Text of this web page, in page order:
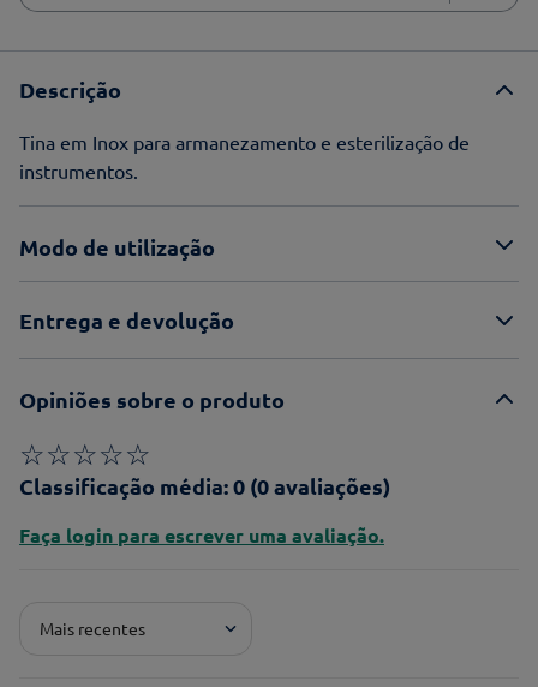
Descrição
Tina em Inox para armanezamento e esterilização de
instrumentos.
Modo de utilização
Entrega e devolução
Opiniões sobre o produto
☆☆☆☆☆
Classificação média: 0 (0 avaliações)
Faça login para escrever uma avaliação.
Mais recentes